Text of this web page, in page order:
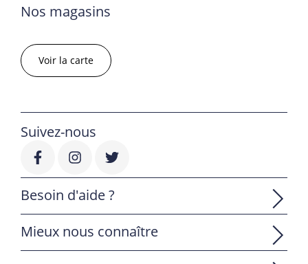
Nos magasins
Voir la carte
Suivez-nous
Besoin d'aide ?
Mieux nous connaître